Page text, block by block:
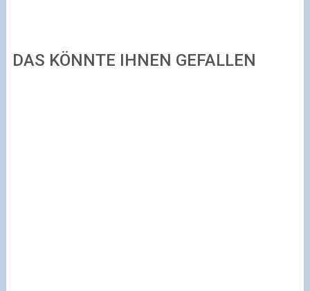
DAS KÖNNTE IHNEN GEFALLEN